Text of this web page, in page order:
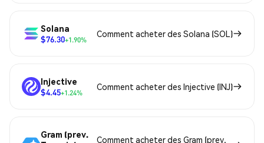
Solana
$76.30+1.90%
Comment acheter des Solana (SOL)
Injective
$4.45+1.24%
Comment acheter des Injective (INJ)
Gram (prev.
Comment acheter des Gram (prev.